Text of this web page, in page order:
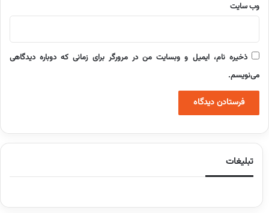
وب‌ سایت
ذخیره نام، ایمیل و وبسایت من در مرورگر برای زمانی که دوباره دیدگاهی
می‌نویسم.
تبلیغات